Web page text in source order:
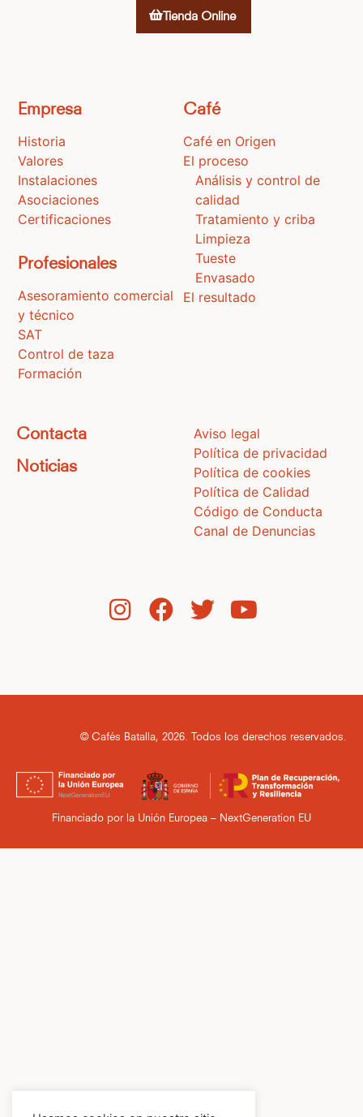
Tienda Online
Empresa
Historia
Valores
Instalaciones
Asociaciones
Certificaciones
Profesionales
Asesoramiento comercial
y técnico
SAT
Control de taza
Formación
Café
Café en Origen
El proceso
Análisis y control de
calidad
Tratamiento y criba
Limpieza
Tueste
Envasado
El resultado
Contacta
Noticias
Aviso legal
Política de privacidad
Política de cookies
Política de Calidad
Código de Conducta
Canal de Denuncias
© Cafés Batalla, 2026. Todos los derechos reservados.
Financiado por la Unión Europea – NextGeneration EU